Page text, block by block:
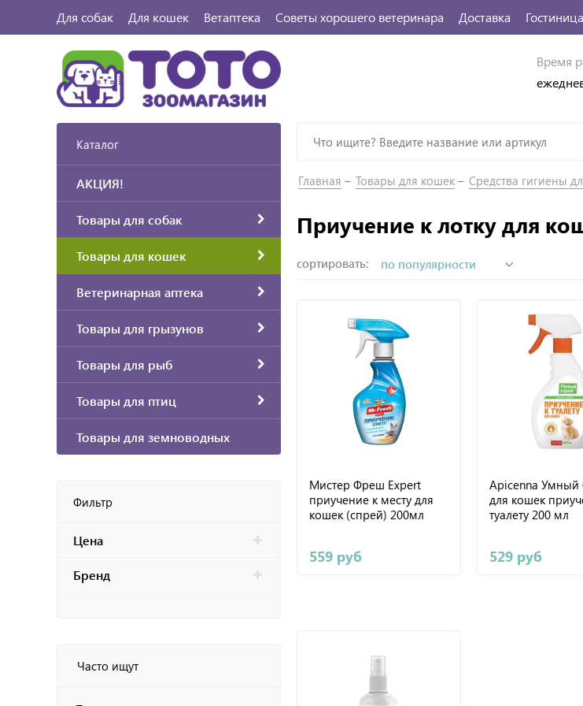
Для собак Для кошек Ветаптека Советы хорошего ветеринара Доставка
Время
Каталог
АКЦИЯ!
Товары для собак
Товары для кошек
Ветеринарная аптека
Товары для грызунов
Товары для рыб
Товары для птиц
Товары для земноводных
Фильтр
Цена
Бренд
Часто ищут
Главная Товары для кошек Средства гигиены
Приучение к лотку для
сортировать:
Мистер Фреш Expert
приучение к месту для
кошек (спрей) 200мл
559 руб
Apicenna Умный
для кошек
туалету 200 мл
529 руб